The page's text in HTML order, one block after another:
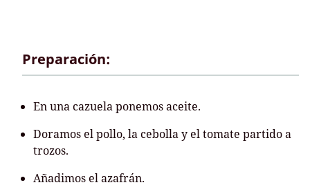
Preparación:
En una cazuela ponemos aceite.
Doramos el pollo, la cebolla y el tomate partido a
trozos.
Añadimos el azafrán.